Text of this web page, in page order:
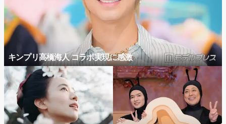
キンプリ高橋海人 コラボ実現に感激